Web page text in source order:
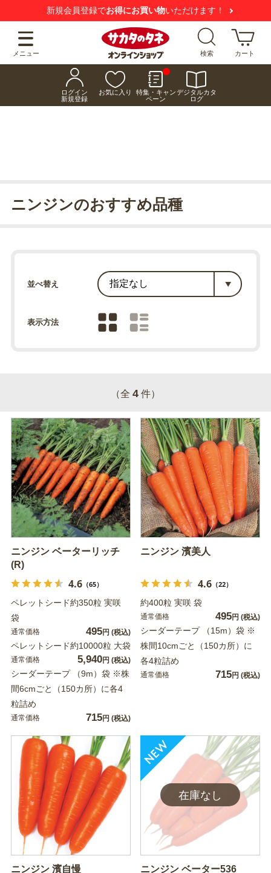
新規会員登録でお得にお買い物いただけます！
メニュー 検索 カート
ログイン
新規登録
お気に入り
特集・キャン
ペーン
デジタルカタ
ログ
ニンジンのおすすめ品種
並べ替え
表示方法
（全 4 件）
ニンジン ベーターリッチ
(R)
4.6（65）
ペレットシード約350粒 実咲
袋
通常価格 495円 (税込)
ペレットシード約10000粒 大袋
通常価格 5,940円 (税込)
シーダーテープ （9m）袋 ※株
間6cmごと（150カ所）に各4
粒詰め
通常価格 715円 (税込)
ニンジン 濱美人
4.6（22）
約400粒 実咲 袋
通常価格 495円 (税込)
シーダーテープ （15m）袋 ※
株間10cmごと（150カ所）に
各4粒詰め
通常価格 715円 (税込)
ニンジン 濱自慢 ニンジン ベーター536